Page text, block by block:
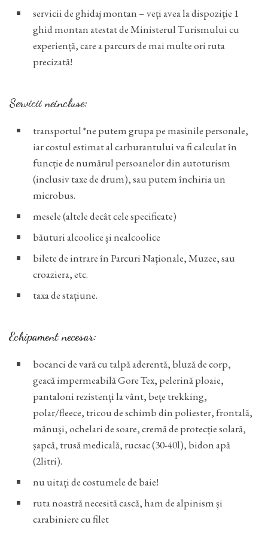
servicii de ghidaj montan – veți avea la dispoziție 1
ghid montan atestat de Ministerul Turismului cu
experiență, care a parcurs de mai multe ori ruta
precizată!
Servicii neincluse:
transportul *ne putem grupa pe masinile personale,
iar costul estimat al carburantului va fi calculat în
funcție de numărul persoanelor din autoturism
(inclusiv taxe de drum), sau putem închiria un
microbus.
mesele (altele decât cele specificate)
băuturi alcoolice şi nealcoolice
bilete de intrare în Parcuri Naţionale, Muzee, sau
croaziera, etc.
taxa de stațiune.
Echipament necesar:
bocanci de vară cu talpă aderentă, bluză de corp,
geacă impermeabilă Gore Tex, pelerină ploaie,
pantaloni rezistenți la vânt, bețe trekking,
polar/fleece, tricou de schimb din poliester, frontală,
mănuși, ochelari de soare, cremă de protecție solară,
șapcă, trusă medicală, rucsac (30-40l), bidon apă
(2litri).
nu uitați de costumele de baie!
ruta noastră necesită cască, ham de alpinism și
carabiniere cu filet